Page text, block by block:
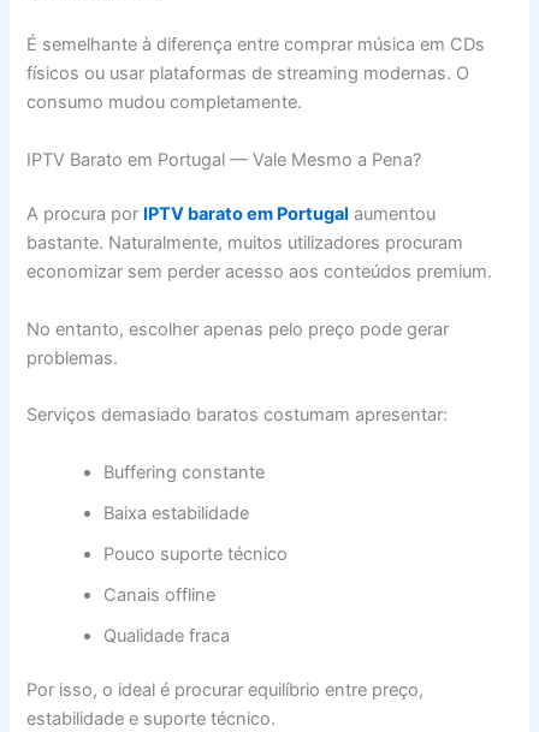
É semelhante à diferença entre comprar música em CDs
físicos ou usar plataformas de streaming modernas. O
consumo mudou completamente.
IPTV Barato em Portugal — Vale Mesmo a Pena?
A procura por IPTV barato em Portugal aumentou
bastante. Naturalmente, muitos utilizadores procuram
economizar sem perder acesso aos conteúdos premium.
No entanto, escolher apenas pelo preço pode gerar
problemas.
Serviços demasiado baratos costumam apresentar:
Buffering constante
Baixa estabilidade
Pouco suporte técnico
Canais offline
Qualidade fraca
Por isso, o ideal é procurar equilíbrio entre preço,
estabilidade e suporte técnico.